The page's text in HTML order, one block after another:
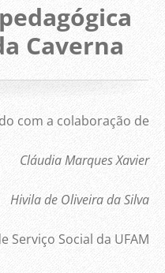
Caverna
com a colaboração de
Cláudia Marques Xavier
Hivila de Oliveira da Silva
Serviço Social da UFAM